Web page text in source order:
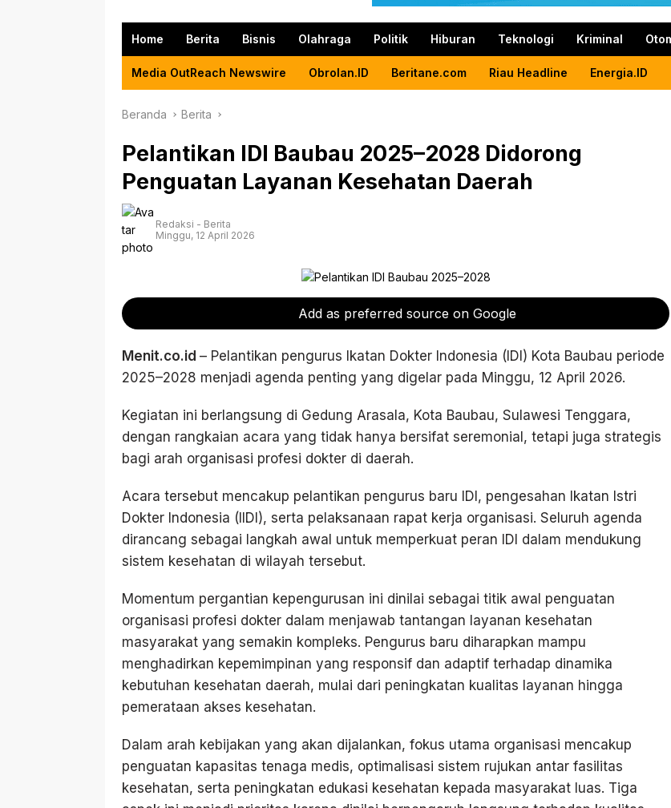
Home Berita Bisnis Olahraga Politik Hiburan Teknologi Kriminal
Media OutReach Newswire Obrolan.ID Beritane.com Riau Headline Energia.ID
Beranda Berita
Pelantikan IDI Baubau 2025–2028 Didorong
Penguatan Layanan Kesehatan Daerah
Redaksi - Berita
Minggu, 12 April 2026
Add as preferred source on Google
Menit.co.id – Pelantikan pengurus Ikatan Dokter Indonesia (IDI) Kota Baubau periode
2025–2028 menjadi agenda penting yang digelar pada Minggu, 12 April 2026.
Kegiatan ini berlangsung di Gedung Arasala, Kota Baubau, Sulawesi Tenggara,
dengan rangkaian acara yang tidak hanya bersifat seremonial, tetapi juga strategis
bagi arah organisasi profesi dokter di daerah.
Acara tersebut mencakup pelantikan pengurus baru IDI, pengesahan Ikatan Istri
Dokter Indonesia (IIDI), serta pelaksanaan rapat kerja organisasi. Seluruh agenda
dirancang sebagai langkah awal untuk memperkuat peran IDI dalam mendukung
sistem kesehatan di wilayah tersebut.
Momentum pergantian kepengurusan ini dinilai sebagai titik awal penguatan
organisasi profesi dokter dalam menjawab tantangan layanan kesehatan
masyarakat yang semakin kompleks. Pengurus baru diharapkan mampu
menghadirkan kepemimpinan yang responsif dan adaptif terhadap dinamika
kebutuhan kesehatan daerah, mulai dari peningkatan kualitas layanan hingga
pemerataan akses kesehatan.
Dalam arah kebijakan yang akan dijalankan, fokus utama organisasi mencakup
penguatan kapasitas tenaga medis, optimalisasi sistem rujukan antar fasilitas
kesehatan, serta peningkatan edukasi kesehatan kepada masyarakat luas. Tiga